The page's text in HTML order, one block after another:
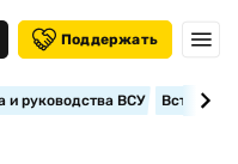
Поддержать
и руководства ВСУ